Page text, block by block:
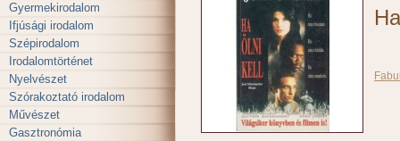
Gyermekirodalom
Ifjúsági irodalom
Szépirodalom
Irodalomtörténet
Nyelvészet
Szórakoztató irodalom
Művészet
Gasztronómia